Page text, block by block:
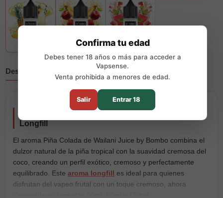
Descripción
Aroma Piña Colada - Wailani Juice by Bombo
Longfill
El aroma Piña Colada de Wailani Juice by Bombo combina el
dulzor natural de la piña tropical con la suavidad cremosa del
coco, creando un perfil exótico, cremoso y perfectamente
equilibrado. Estearoma longfill es ideal para quienes
disfrutan del vapeo frutal con un toque cremoso, ahora
Confirma tu edad
Debes tener 18 años o más para acceder a
Vapsense.
Venta prohibida a menores de edad.
Salir Entrar 18